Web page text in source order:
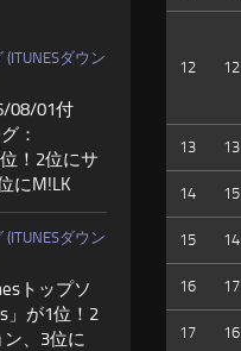
12 12
13 13
14 15
15 14
16 17
17 16
(ITUNESダウン
08/01付
：
！2位にサ
にM!LK
(ITUNESダウン
トップソ
」が1位！2
、3位に